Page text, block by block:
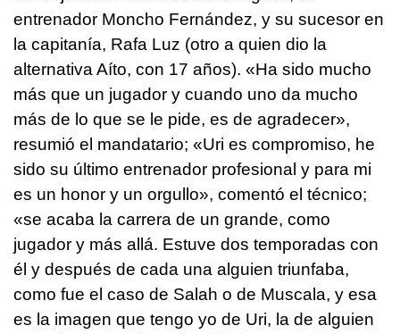
entrenador Moncho Fernández, y su sucesor en
la capitanía, Rafa Luz (otro a quien dio la
alternativa Aíto, con 17 años). «Ha sido mucho
más que un jugador y cuando uno da mucho
más de lo que se le pide, es de agradecer»,
resumió el mandatario; «Uri es compromiso, he
sido su último entrenador profesional y para mi
es un honor y un orgullo», comentó el técnico;
«se acaba la carrera de un grande, como
jugador y más allá. Estuve dos temporadas con
él y después de cada una alguien triunfaba,
como fue el caso de Salah o de Muscala, y esa
es la imagen que tengo yo de Uri, la de alguien